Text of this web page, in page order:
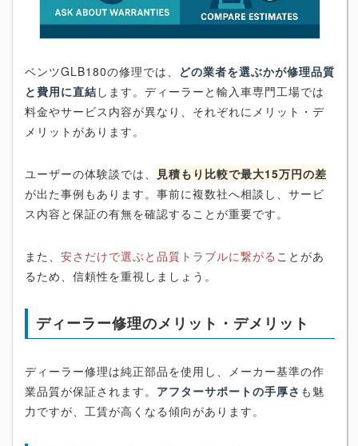
ベンツGLB180の修理では、 どの業者を選ぶかが修理品質
と費用に直結 します。ディーラーと輸入車専門工場では
料金やサービス内容が異なり、それぞれにメリット・デ
メリットがあります。
ユーザーの体験談では、
見積もり比較で最大15万円の差
が出た事例もあります。事前に複数社へ相談し、サービ
ス内容と保証の有無を確認することが重要です。
また、 安さだけで選ぶと品質トラブルに繋がる ことがあ
るため、信頼性を重視しましょう。
ディーラー修理のメリット・デメリット
ディーラー修理は純正部品を使用し、メーカー基準の作
業品質が保証されます。 アフターサポートの手厚さ も魅
力ですが、工賃が高くなる傾向があります。